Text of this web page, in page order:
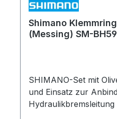
Shimano
(Messing) SM-
SHIMANO-Set mit
und Einsatz zur